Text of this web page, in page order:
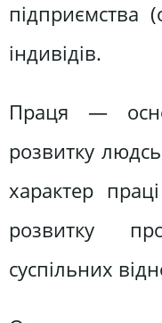
підприємства
індивідів.
Праця —
розвитку
характер
розвитку
суспільних